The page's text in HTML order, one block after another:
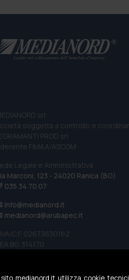
srl
soggetta a controllo e
PROD srl
FIMAA/ASCOM
Legale e Amministrativa
Marconi, 123 - 24020 Ranica (BG)
035 34 70 07
info@medianord.it
medianord@arubapec.it
C.F. 02673630162
BG. 314170
medianord.it utilizza cookie